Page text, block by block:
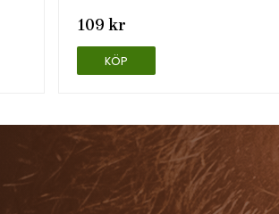
109 kr
KÖP